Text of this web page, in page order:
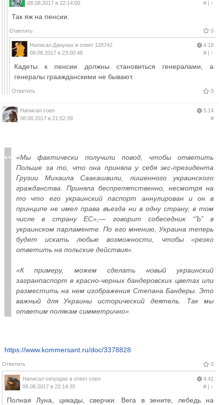
08.08.2017 в 22:14:00 #| ↑
Так яж на пенсии.
Ответить 0
Написал Данунах в ответ 128742
08.08.2017 в 23:00:48
4.18
#| ↑
Кадеты к пенсии должны становиться генералами, а
генералы граажданскими не бывают.
Ответить 0
Написал coen
08.08.2017 в 21:52:39
5.14
#
«Мы фактически получили повод, чтобы ответить
Польше за то, что она приняла у себя экс-президента
Грузии Михаила Саакашвили, лишенного украинского
гражданства. Приняла беспрепятственно, несмотря на
то что его украинский паспорт аннулирован и он в
принципе не имел права въезда ни в одну страну, в том
числе в страну ЕС»,— говорит собеседник “Ъ” в
украинском парламенте. По его мнению, Украина теперь
будет искать любые возможности, чтобы «резко
ответить на польские действия».
«К примеру, можем сделать новый украинский
загранпаспорт в красно-черных бандеровских цветах или
разместить на нем изображения Степана Бандеры. Это
важный для Украины исторический деятель. Так мы
ответим полякам симметрично»
https://www.kommersant.ru/doc/3378828
Ответить 0
Написал seryogas в ответ coen
08.08.2017 в 22:14:35
4.41
#| ↑
Полная Луна, цикады, сверчки. Вега в зените, лебедь на